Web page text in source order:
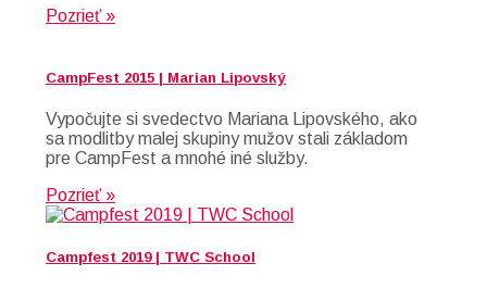
Pozrieť »
CampFest 2015 | Marian Lipovský
Vypočujte si svedectvo Mariana Lipovského, ako
sa modlitby malej skupiny mužov stali základom
pre CampFest a mnohé iné služby.
Pozrieť »
Campfest 2019 | TWC School